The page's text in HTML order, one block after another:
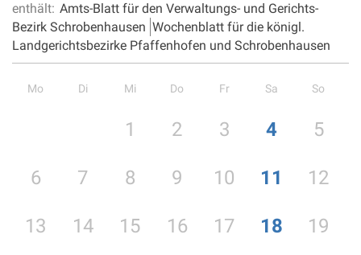
enthält: Amts-Blatt für den Verwaltungs- und Gerichts-
Bezirk Schrobenhausen Wochenblatt für die königl.
Landgerichtsbezirke Pfaffenhofen und Schrobenhausen
Mo Di Mi Do Fr Sa So
1 2 3 4 5
6 7 8 9 10 11 12
13 14 15 16 17 18 19